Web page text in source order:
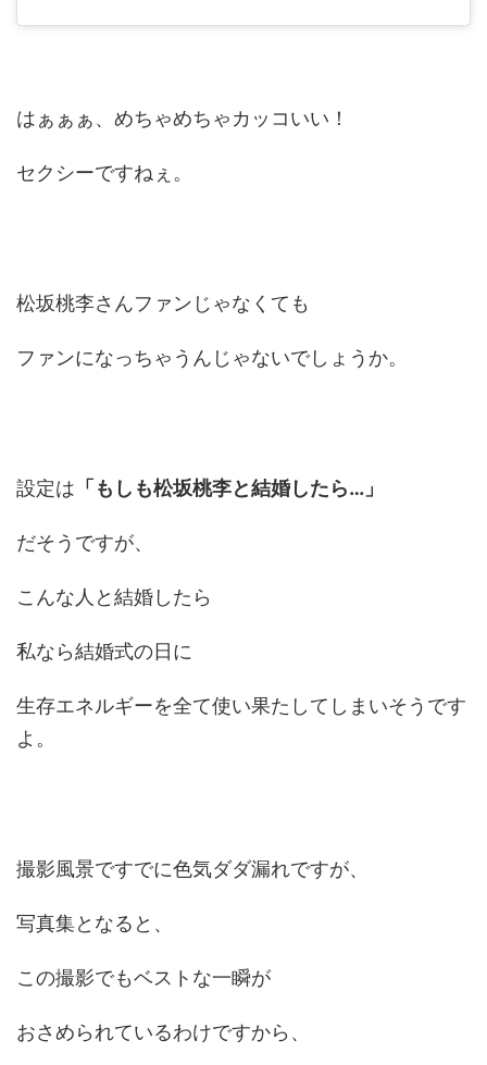
はぁぁぁ、めちゃめちゃカッコいい！
セクシーですねぇ。
松坂桃李さんファンじゃなくても
ファンになっちゃうんじゃないでしょうか。
設定は 「もしも松坂桃李と結婚したら…」
だそうですが、
こんな人と結婚したら
私なら結婚式の日に
生存エネルギーを全て使い果たしてしまいそうです
よ。
撮影風景ですでに色気ダダ漏れですが、
写真集となると、
この撮影でもベストな一瞬が
おさめられているわけですから、